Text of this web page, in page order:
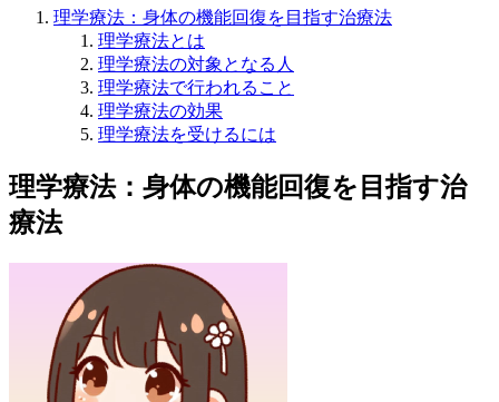
理学療法：身体の機能回復を目指す治療法
理学療法とは
理学療法の対象となる人
理学療法で行われること
理学療法の効果
理学療法を受けるには
理学療法：身体の機能回復を目指す治
療法